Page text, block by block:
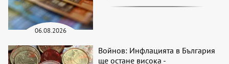
06.08.2026
Войнов: Инфлацията в България
ще остане висока -